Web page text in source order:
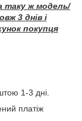
таку ж модель/
3 днів і
покупця
1-3 дні.
платіж